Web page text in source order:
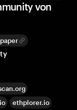
von
ethplorer.io